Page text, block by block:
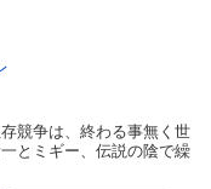
競争は、終わる事無く世
とミギー、伝説の陰で繰